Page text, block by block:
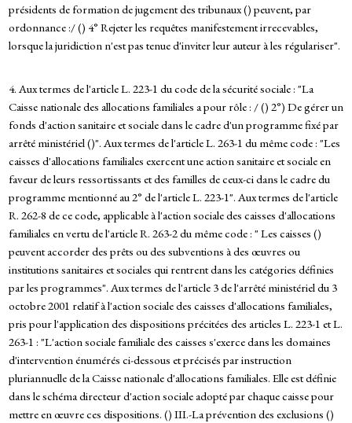
présidents de formation de jugement des tribunaux () peuvent, par
ordonnance :/ () 4° Rejeter les requêtes manifestement irrecevables,
lorsque la juridiction n'est pas tenue d'inviter leur auteur à les régulariser".
4. Aux termes de l'article L. 223-1 du code de la sécurité sociale : "La
Caisse nationale des allocations familiales a pour rôle : / () 2°) De gérer un
fonds d'action sanitaire et sociale dans le cadre d'un programme fixé par
arrêté ministériel ()". Aux termes de l'article L. 263-1 du même code : "Les
caisses d'allocations familiales exercent une action sanitaire et sociale en
faveur de leurs ressortissants et des familles de ceux-ci dans le cadre du
programme mentionné au 2° de l'article L. 223-1". Aux termes de l'article
R. 262-8 de ce code, applicable à l'action sociale des caisses d'allocations
familiales en vertu de l'article R. 263-2 du même code : " Les caisses ()
peuvent accorder des prêts ou des subventions à des œuvres ou
institutions sanitaires et sociales qui rentrent dans les catégories définies
par les programmes". Aux termes de l'article 3 de l'arrêté ministériel du 3
octobre 2001 relatif à l'action sociale des caisses d'allocations familiales,
pris pour l'application des dispositions précitées des articles L. 223-1 et L.
263-1 : "L'action sociale familiale des caisses s'exerce dans les domaines
d'intervention énumérés ci-dessous et précisés par instruction
pluriannuelle de la Caisse nationale d'allocations familiales. Elle est définie
dans le schéma directeur d'action sociale adopté par chaque caisse pour
mettre en œuvre ces dispositions. () III.-La prévention des exclusions ()